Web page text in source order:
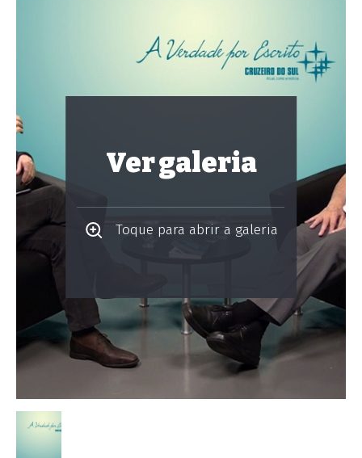
Ver galeria
Toque para abrir a galeria